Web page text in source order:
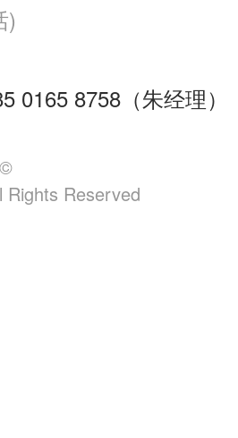
)
0165 8758（朱经理）
Rights Reserved